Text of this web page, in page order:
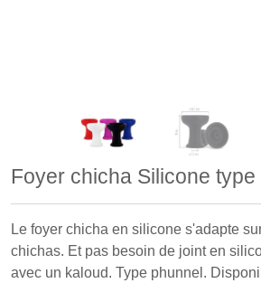
Foyer chicha Silicone type
Le foyer chicha en silicone s'adapte
chichas. Et pas besoin de joint en
avec un kaloud. Type phunnel.